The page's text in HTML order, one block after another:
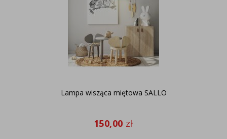
Lampa wisząca miętowa SALLO
150,00 zł